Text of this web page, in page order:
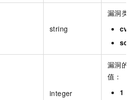
string
漏洞类
cve
sca
integer
漏洞的
值：
1